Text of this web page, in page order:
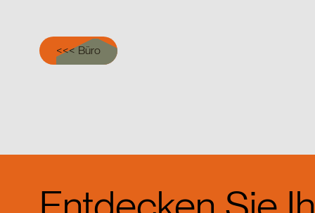
<<< Büro